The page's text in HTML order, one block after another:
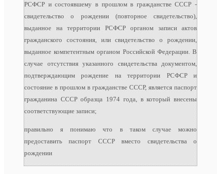
РСФСР и состоявшему в прошлом в гражданстве СССР -
свидетельство о рождении (повторное свидетельство),
выданное на территории РСФСР органом записи актов
гражданского состояния, или свидетельство о рождении,
выданное компетентным органом Российской Федерации. В
случае отсутствия указанного свидетельства документом,
подтверждающим рождение на территории РСФСР и
состояние в прошлом в гражданстве СССР, является паспорт
гражданина СССР образца 1974 года, в который внесены
соответствующие записи;
правильно я понимаю что в таком случае можно
предоставить паспорт СССР вместо свидетельства о
рождении